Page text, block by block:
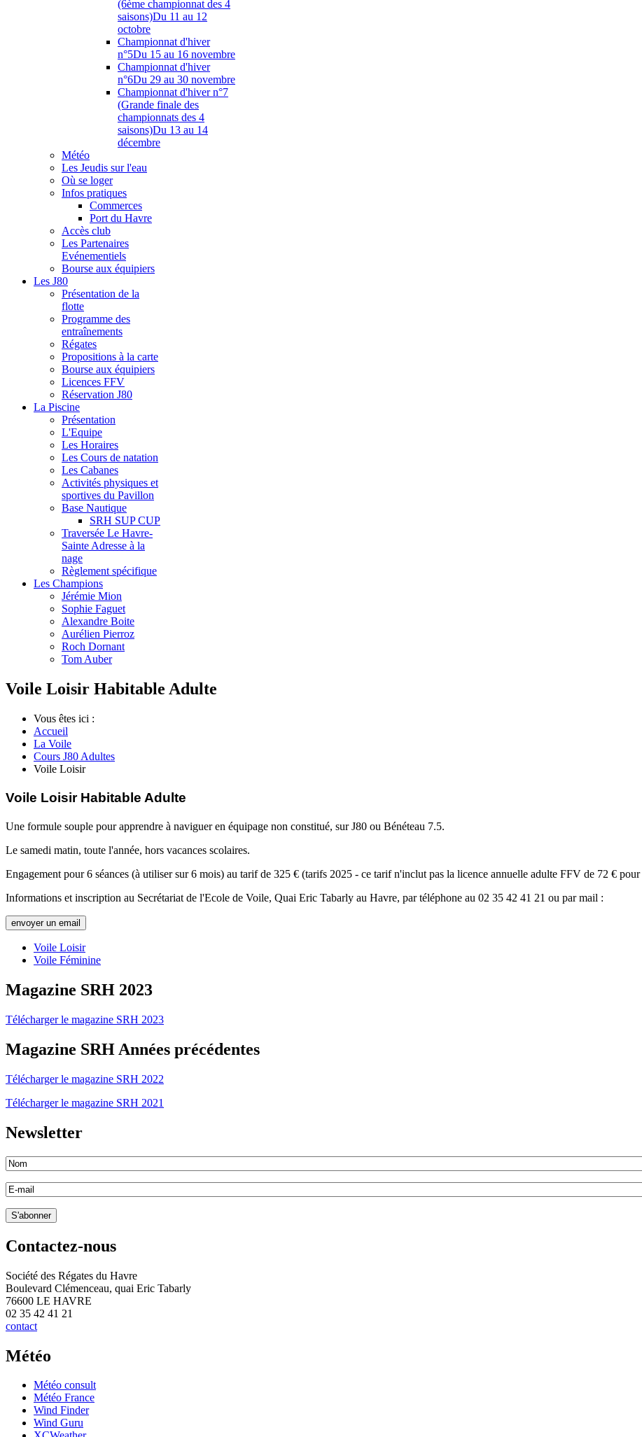
(6ème championnat des 4
saisons)Du 11 au 12
octobre
Championnat d'hiver
n°5Du 15 au 16 novembre
Championnat d'hiver
n°6Du 29 au 30 novembre
Championnat d'hiver n°7
(Grande finale des
championnats des 4
saisons)Du 13 au 14
décembre
Météo
Les Jeudis sur l'eau
Où se loger
Infos pratiques
Commerces
Port du Havre
Accès club
Les Partenaires
Evénementiels
Bourse aux équipiers
Les J80
Présentation de la
flotte
Programme des
entraînements
Régates
Propositions à la carte
Bourse aux équipiers
Licences FFV
Réservation J80
La Piscine
Présentation
L'Equipe
Les Horaires
Les Cours de natation
Les Cabanes
Activités physiques et
sportives du Pavillon
Base Nautique
SRH SUP CUP
Traversée Le Havre-
Sainte Adresse à la
nage
Règlement spécifique
Les Champions
Jérémie Mion
Sophie Faguet
Alexandre Boite
Aurélien Pierroz
Roch Dornant
Tom Auber
Voile Loisir Habitable Adulte
Vous êtes ici :
Accueil
La Voile
Cours J80 Adultes
Voile Loisir
Voile Loisir Habitable Adulte
Une formule souple pour apprendre à naviguer en équipage non constitué, sur J80 ou Bénéteau 7.5.
Le samedi matin, toute l'année, hors vacances scolaires.
Engagement pour 6 séances (à utiliser sur 6 mois) au tarif de 325 € (tarifs 2025 - ce tarif n'inclut pas la licence annuelle adulte FFV de 72 €
Informations et inscription au Secrétariat de l'Ecole de Voile, Quai Eric Tabarly au Havre, par téléphone au 02 35 42 41 21 ou par mail :
envoyer un email
Voile Loisir
Voile Féminine
Magazine SRH 2023
Télécharger le magazine SRH 2023
Magazine SRH Années précédentes
Télécharger le magazine SRH 2022
Télécharger le magazine SRH 2021
Newsletter
Contactez-nous
Société des Régates du Havre
Boulevard Clémenceau, quai Eric Tabarly
76600 LE HAVRE
02 35 42 41 21
contact
Météo
Météo consult
Météo France
Wind Finder
Wind Guru